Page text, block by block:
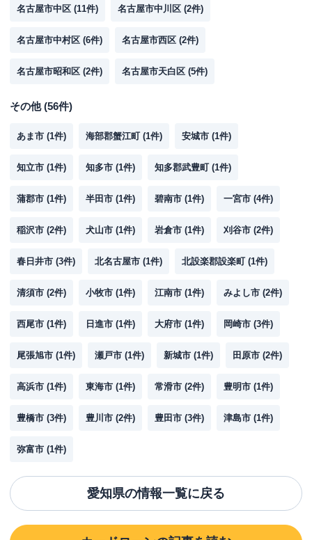
名古屋市中区 (11件) 名古屋市中川区 (2件)
名古屋市中村区 (6件) 名古屋市西区 (2件)
名古屋市昭和区 (2件) 名古屋市天白区 (5件)
その他(56件)
あま市 (1件) 海部郡蟹江町 (1件) 安城市 (1件)
知立市 (1件) 知多市 (1件) 知多郡武豊町 (1件)
蒲郡市 (1件) 半田市 (1件) 碧南市 (1件) 一宮市 (4件)
稲沢市 (2件) 犬山市 (1件) 岩倉市 (1件) 刈谷市 (2件)
春日井市 (3件) 北名古屋市 (1件) 北設楽郡設楽町 (1件)
清須市 (2件) 小牧市 (1件) 江南市 (1件) みよし市 (2件)
西尾市 (1件) 日進市 (1件) 大府市 (1件) 岡崎市 (3件)
尾張旭市 (1件) 瀬戸市 (1件) 新城市 (1件) 田原市 (2件)
高浜市 (1件) 東海市 (1件) 常滑市 (2件) 豊明市 (1件)
豊橋市 (3件) 豊川市 (2件) 豊田市 (3件) 津島市 (1件)
弥富市 (1件)
愛知県の情報一覧に戻る